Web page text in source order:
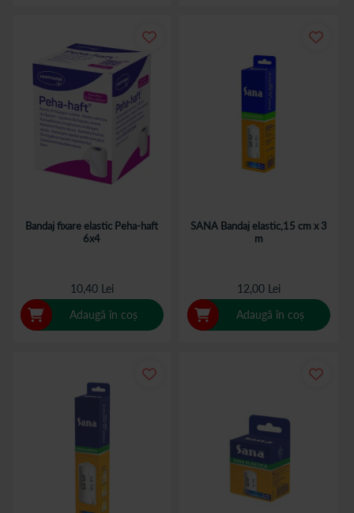
Bandaj fixare elastic Peha-haft
6x4
10,40 Lei
Adaugă în coș
SANA Bandaj elastic,15 cm x 3
m
12,00 Lei
Adaugă în coș